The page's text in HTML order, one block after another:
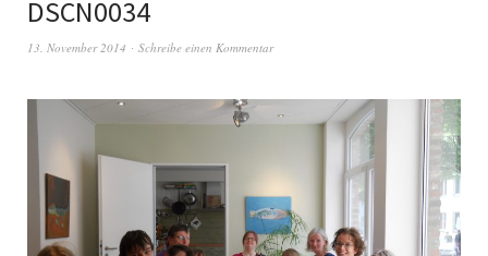
DSCN0034
13. November 2014 Schreibe einen Kommentar